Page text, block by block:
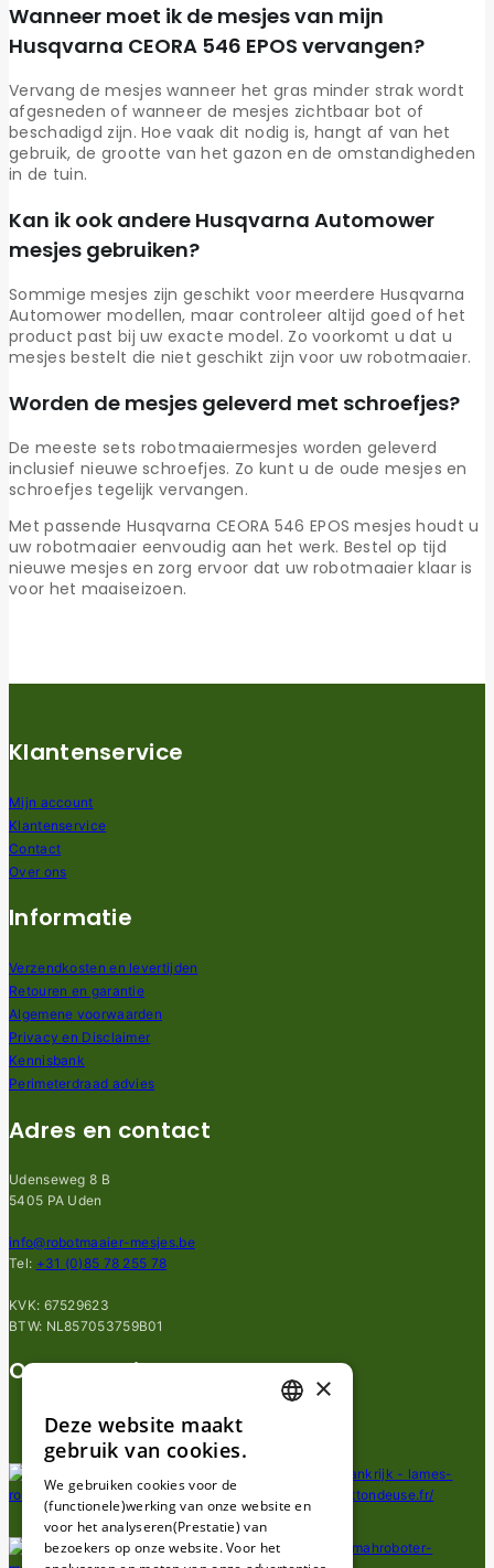
Wanneer moet ik de mesjes van mijn
Husqvarna CEORA 546 EPOS vervangen?
Vervang de mesjes wanneer het gras minder strak wordt
afgesneden of wanneer de mesjes zichtbaar bot of
beschadigd zijn. Hoe vaak dit nodig is, hangt af van het
gebruik, de grootte van het gazon en de omstandigheden
in de tuin.
Kan ik ook andere Husqvarna Automower
mesjes gebruiken?
Sommige mesjes zijn geschikt voor meerdere Husqvarna
Automower modellen, maar controleer altijd goed of het
product past bij uw exacte model. Zo voorkomt u dat u
mesjes bestelt die niet geschikt zijn voor uw robotmaaier.
Worden de mesjes geleverd met schroefjes?
De meeste sets robotmaaiermesjes worden geleverd
inclusief nieuwe schroefjes. Zo kunt u de oude mesjes en
schroefjes tegelijk vervangen.
Met passende Husqvarna CEORA 546 EPOS mesjes houdt u
uw robotmaaier eenvoudig aan het werk. Bestel op tijd
nieuwe mesjes en zorg ervoor dat uw robotmaaier klaar is
voor het maaiseizoen.
Klantenservice
Mijn account
Klantenservice
Contact
Over ons
Informatie
Verzendkosten en levertijden
Retouren en garantie
Algemene voorwaarden
Privacy en Disclaimer
Kennisbank
Perimeterdraad advies
Adres en contact
Udenseweg 8 B
5405 PA Uden
info@robotmaaier-mesjes.be
Tel: +31 (0)85 78 255 78
KVK: 67529623
BTW: NL857053759B01
Onze locatie
GERMAN
×
Deze website maakt
gebruik van cookies.
We gebruiken cookies voor de
(functionele)werking van onze website en
voor het analyseren(Prestatie) van
bezoekers op onze website. Voor het